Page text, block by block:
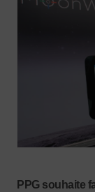
PPG souhaite